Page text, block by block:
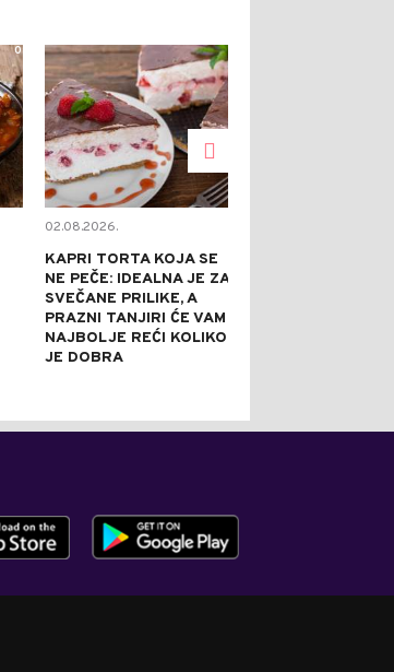
0
02.08.2026.
KAPRI TORTA KOJA SE
NE PEČE: IDEALNA JE ZA
SVEČANE PRILIKE, A
PRAZNI TANJIRI ĆE VAM
NAJBOLJE REĆI KOLIKO
JE DOBRA